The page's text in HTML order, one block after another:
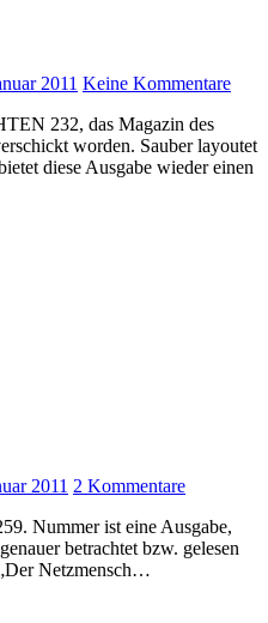
2011 Keine Kommentare
worden. Sauber layoutet
diese Ausgabe wieder einen
2011 2 Kommentare
betrachtet bzw. gelesen
Netzmensch…